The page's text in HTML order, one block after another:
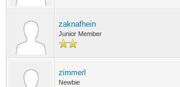
zaknafhein
Junior Member
zimmerl
Newbie